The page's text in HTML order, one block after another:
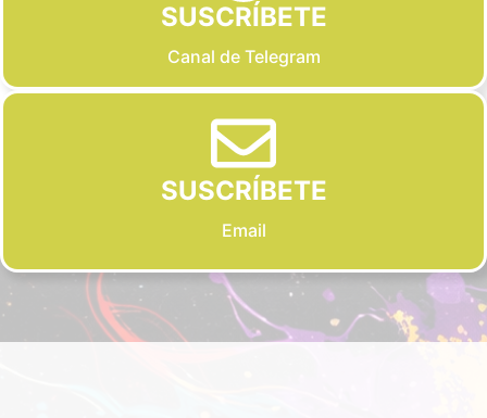
SUSCRÍBETE
Canal de Telegram
SUSCRÍBETE
Email